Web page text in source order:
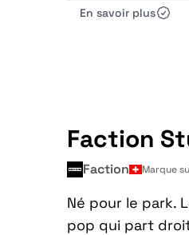
En savoir plus
Faction
Faction Marque
Né pour le park.
pop qui part